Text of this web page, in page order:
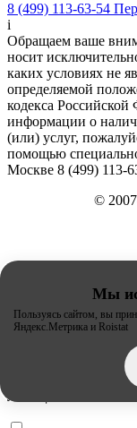
Мы
Пользуясь сайтом, вы
Яндекс.Метрика и Roistat
8 (499) 113-63-54
i
Обращаем ваше
носит
каких условиях не
определяемой
кодекса
информации о
(или) услуг,
помощью
Москве 8 (499) 113-
©
Киров
Липецк